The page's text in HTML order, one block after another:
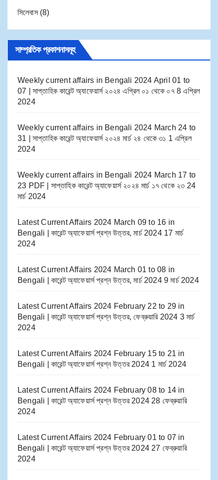
সিলেবাস(8)
সাম্প্রতিক প্রকাশনাসমূহ
Weekly current affairs in Bengali 2024 April 01 to
07 | সাপ্তাহিক কারেন্ট অ্যাফেয়ার্স ২০২৪ এপ্রিল ০১ থেকে ০৭ 8 এপ্রিল
2024
Weekly current affairs in Bengali 2024 March 24 to
31 | সাপ্তাহিক কারেন্ট অ্যাফেয়ার্স ২০২৪ মার্চ ২৪ থেকে ৩১ 1 এপ্রিল
2024
Weekly current affairs in Bengali 2024 March 17 to
23 PDF | সাপ্তাহিক কারেন্ট অ্যাফেয়ার্স ২০২৪ মার্চ ১৭ থেকে ২৩ 24
মার্চ 2024
Latest Current Affairs 2024 March 09 to 16​ in
Bengali | কারেন্ট অ্যাফেয়ার্স প্রশ্ন উত্তর, মার্চ 2024 17 মার্চ
2024
Latest Current Affairs 2024 March 01 to 08​ in
Bengali | কারেন্ট অ্যাফেয়ার্স প্রশ্ন উত্তর, মার্চ 2024 9 মার্চ 2024
Latest Current Affairs 2024 February 22 to 29​ in
Bengali | কারেন্ট অ্যাফেয়ার্স প্রশ্ন উত্তর, ফেব্রুয়ারি 2024 3 মার্চ
2024
Latest Current Affairs 2024 February 15 to 21​ in
Bengali | কারেন্ট অ্যাফেয়ার্স প্রশ্ন উত্তর 2024 1 মার্চ 2024
Latest Current Affairs 2024 February 08 to 14​ in
Bengali | কারেন্ট অ্যাফেয়ার্স প্রশ্ন উত্তর 2024 28 ফেব্রুয়ারি
2024
Latest Current Affairs 2024 February 01 to 07​ in
Bengali | কারেন্ট অ্যাফেয়ার্স প্রশ্ন উত্তর 2024 27 ফেব্রুয়ারি
2024